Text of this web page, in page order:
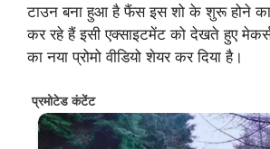
टाउन बना हुआ है फैंस इस शो के शुरू होने का
कर रहे हैं इसी एक्साइटमेंट को देखते हुए
का नया प्रोमो वीडियो शेयर कर दिया है।